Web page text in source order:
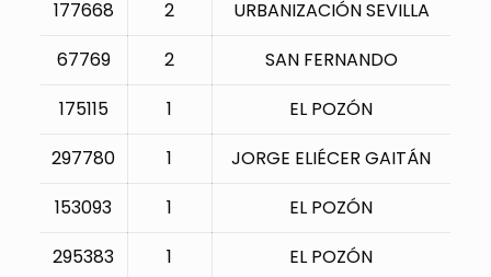
177668
2
URBANIZACIÓN SEVILLA
67769
2
SAN FERNANDO
175115
1
EL POZÓN
297780
1
JORGE ELIÉCER GAITÁN
153093
1
EL POZÓN
295383
1
EL POZÓN